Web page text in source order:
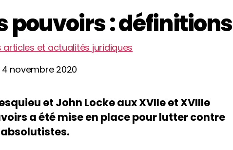
pouvoirs : définitions
articles et actualités juridiques
4 novembre 2020
et John Locke aux XVIIe et XVIIIe
a été mise en place pour lutter contre